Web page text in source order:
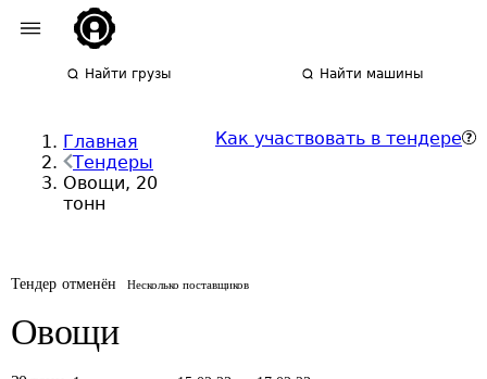
Найти грузы Найти машины
Главная
Тендеры
Овощи, 20
тонн
Как участвовать в тендере
Тендер отменён Несколько поставщиков
Овощи